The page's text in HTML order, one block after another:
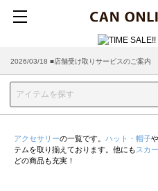
2026/03/18 ■店舗受け取りサービスのご案内
アクセサリーの一覧です。 ハット・帽子や
テムを取り揃えております。他にも スカ
どの商品も充実！